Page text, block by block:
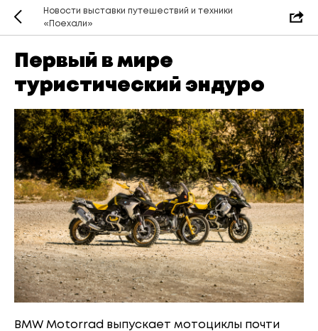
Новости выставки путешествий и техники
«Поехали»
Первый в мире
туристический эндуро
BMW Motorrad выпускает мотоциклы почти